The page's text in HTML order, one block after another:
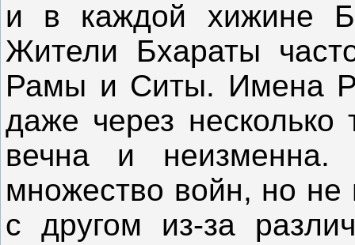
и в каждой хижине
Жители Бхараты
Рамы и Ситы. Имена
даже через
вечна и
множество войн, но
с другом из-за